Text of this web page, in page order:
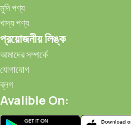
মুদি পণ্য
খাদ্য পণ্য
প্রয়োজনীয় লিঙ্ক
আমাদের সম্পর্কে
যোগাযোগ
ব্লগ
Avalible On: